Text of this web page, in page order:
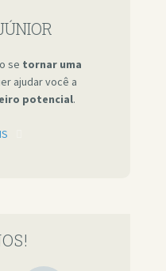
se tornar uma
ajudar você a
potencial.